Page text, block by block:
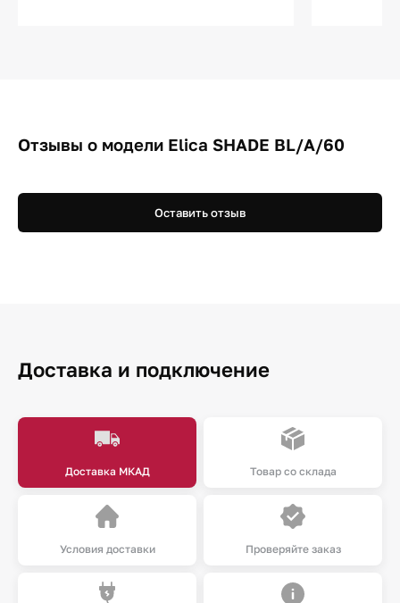
Отзывы о модели Elica SHADE BL/A/60
Оставить отзыв
Доставка и подключение
Доставка МКАД Товар со склада
Условия доставки Проверяйте заказ